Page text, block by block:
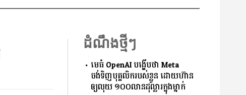
ដំណឹងថ្មីៗ
មេធំ OpenAI បង្ហើបថា Meta
ចង់ទិញបុគ្គលិករបស់ខ្លួន ដោយហ៊ាន
ឲ្យលុយ ១០០លានដុល្លារក្នុងម្នាក់